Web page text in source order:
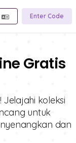
Enter Code
Gratis
Jelajahi koleksi
untuk
dan